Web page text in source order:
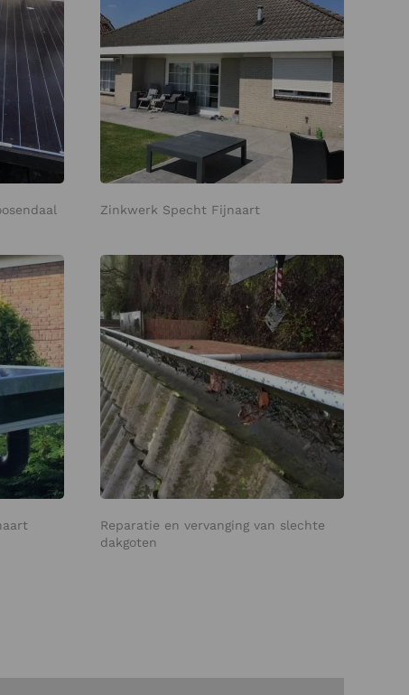
Zinkwerk Specht Fijnaart
Reparatie en vervanging van slechte
dakgoten